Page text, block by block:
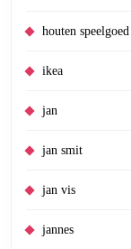
houten speelgoed
ikea
jan
jan smit
jan vis
jannes